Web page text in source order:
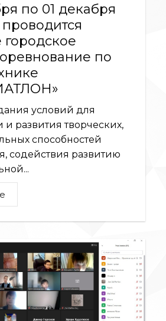
по 01 декабря
проводится
городское
по
условий для
и развития творческих,
способностей
содействия развитию